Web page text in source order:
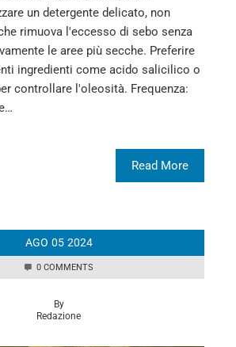
un detergente delicato, non
rimuova l'eccesso di sebo senza
le aree più secche. Preferire
ingredienti come acido salicilico o
controllare l'oleosità. Frequenza:
Read More
AGO 05 2024
0 COMMENTS
By
Redazione